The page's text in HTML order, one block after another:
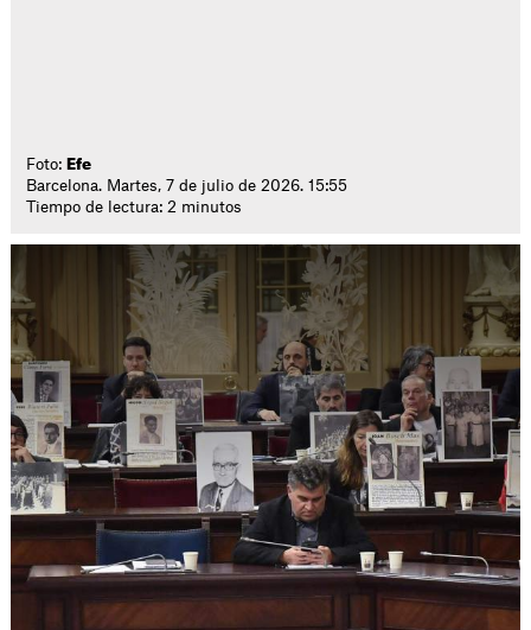
Foto: Efe
Barcelona. Martes, 7 de julio de 2026. 15:55
Tiempo de lectura: 2 minutos